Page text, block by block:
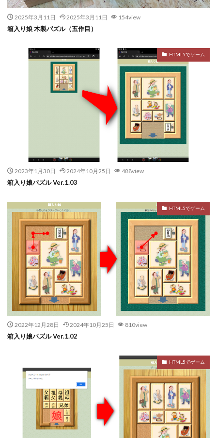
2025年3月11日 2025年3月11日 154view
箱入り娘 木製パズル（五作目）
HTML5でゲーム
2023年1月30日 2024年10月25日 488view
箱入り娘パズル Ver.1.03
HTML5でゲーム
2022年12月28日 2024年10月25日 810view
箱入り娘パズル Ver.1.02
HTML5でゲーム